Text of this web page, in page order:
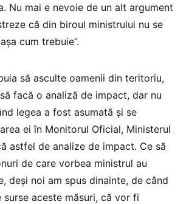
Nu mai e nevoie de un alt argument
că din biroul ministrului nu se
cum trebuie”.
să asculte oamenii din teritoriu,
facă o analiză de impact, dar nu
legea a fost asumată și se
ei în Monitorul Oficial, Ministerul
astfel de analize de impact. Ce să
de care vorbea ministrul au
deși noi am spus dinainte, de când
surse aceste măsuri, că vor fi